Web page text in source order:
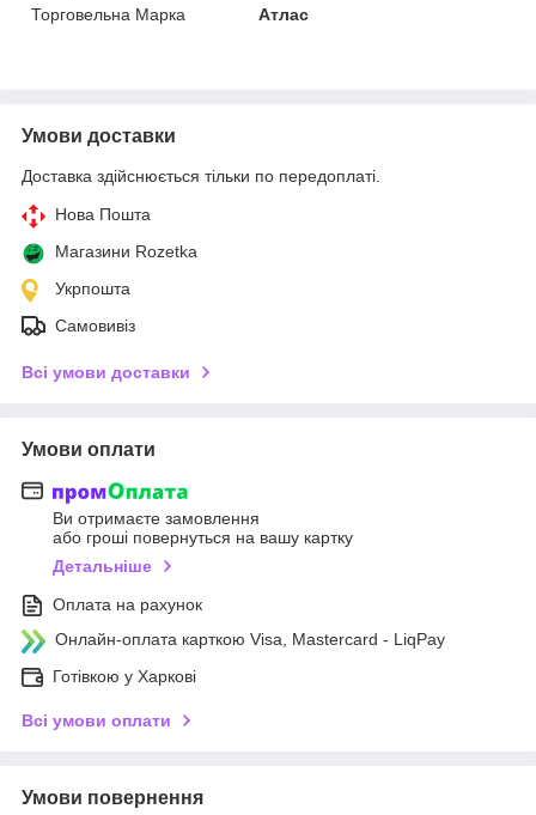
Торговельна Марка
Атлас
Умови доставки
Доставка здійснюється тільки по передоплаті.
Нова Пошта
Магазини Rozetka
Укрпошта
Самовивіз
Всі умови доставки
Умови оплати
Ви отримаєте замовлення
або гроші повернуться на вашу картку
Детальніше
Оплата на рахунок
Онлайн-оплата карткою Visa, Mastercard - LiqPay
Готівкою у Харкові
Всі умови оплати
Умови повернення